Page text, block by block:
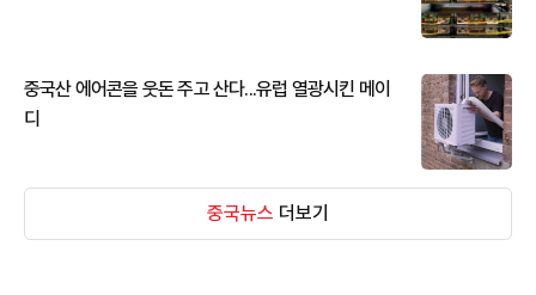
중국산 에어콘을 웃돈 주고 산다...유럽 열광시킨 메이
디
중국뉴스 더보기